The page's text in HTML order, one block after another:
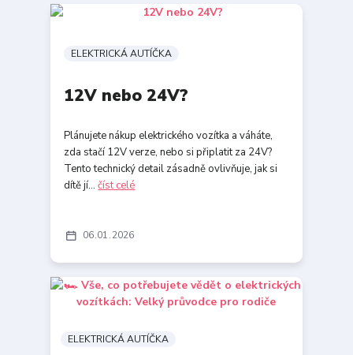
06 01 2026
ELEKTRICKÁ AUTÍČKA
12V nebo 24V?
Plánujete nákup elektrického vozítka a váháte,
zda stačí 12V verze, nebo si připlatit za 24V?
Tento technický detail zásadně ovlivňuje, jak si
dítě jí...číst celé
ELEKTRICKÁ AUTÍČKA